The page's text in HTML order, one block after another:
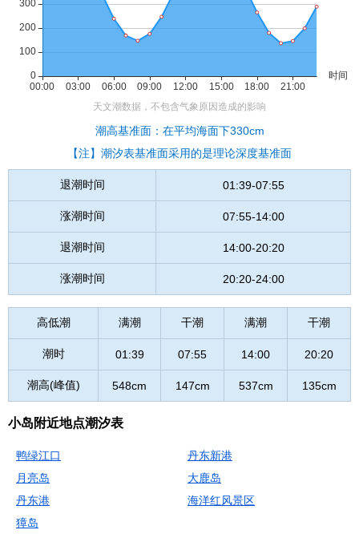
潮高基准面：在平均海面下330cm
【注】潮汐表基准面采用的是理论深度基准面
退潮时间 01:39-07:55
涨潮时间 07:55-14:00
退潮时间 14:00-20:20
涨潮时间 20:20-24:00
高低潮 满潮 干潮 满潮 干潮
潮时 01:39 07:55 14:00 20:20
潮高(峰值) 548cm 147cm 537cm 135cm
小岛附近地点潮汐表
鸭绿江口
丹东新港
月亮岛
大鹿岛
丹东港
海洋红风景区
獐岛